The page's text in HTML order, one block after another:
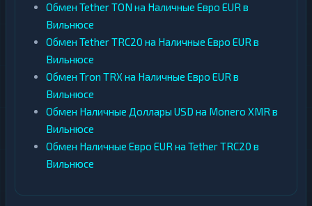
Обмен Tether TON на Наличные Евро EUR в
Вильнюсе
Обмен Tether TRC20 на Наличные Евро EUR в
Вильнюсе
Обмен Tron TRX на Наличные Евро EUR в
Вильнюсе
Обмен Наличные Доллары USD на Monero XMR в
Вильнюсе
Обмен Наличные Евро EUR на Tether TRC20 в
Вильнюсе